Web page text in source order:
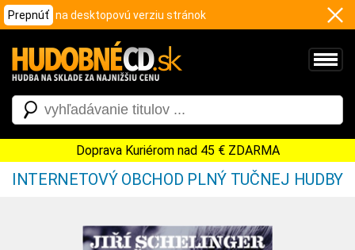
Prepnúť na desktopovú verziu stránok
Doprava Kuriérom nad 45 € ZDARMA
INTERNETOVÝ OBCHOD PLNÝ TUČNEJ HUDBY